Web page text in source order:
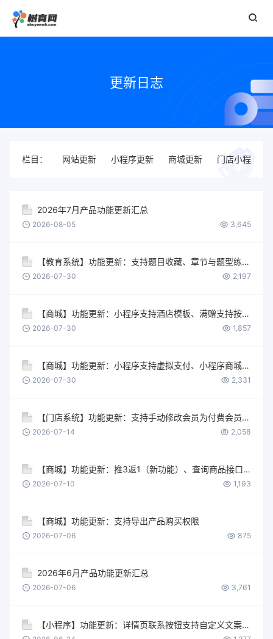
更新日志
栏目： 网站更新 小程序更新 商城更新 门店小程序更
2026年7月产品功能更新汇总
2026-08-05 3,645
【教育系统】功能更新：支持题目收藏、章节与题型练习未做完支持重新练习、推流直播支持带货、答题权益支持选择未开始的答题活动
2026-07-30 2,197
【商城】功能更新：小程序支持酒店模板、满赠支持按阶梯赠礼&数量提高至1000、推广员奖励支持自由输入数值
2026-07-30 1,857
【商城】功能更新：小程序支持虚拟支付、小程序商城支持会员自行注销账号
2026-07-30 2,331
【门店系统】功能更新：支持手动修改会员为付费会员等级、同城配送和上门服务范围服务半径放开至9999公里等
2026-07-14 2,058
【商城】功能更新：推3返1（新功能）、查询商品接口新增（商品分类）字段、支持对接景区闸机功能等
2026-07-10 1,193
【商城】功能更新：支持导出产品购买权限
2026-07-06 875
2026年6月产品功能更新汇总
2026-07-06 3,761
【小程序】功能更新：详情页联系按钮支持自定义文案、标签数量上限提升至 500 个